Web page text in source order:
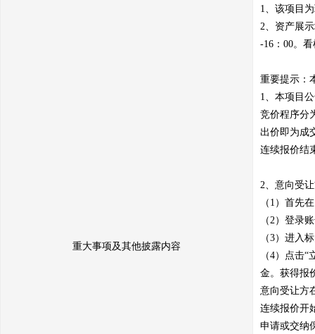
重大事项及其他披露内容
1、该项目
2、资产展
-16：00。
重要提示：
1、本项目
竞价程序分
出价即为成
连续报价结
2、意向受
（1）首先
（2）登录
（3）进入
（4）点击
金。获得报
意向受让方
连续报价开
申请或交纳